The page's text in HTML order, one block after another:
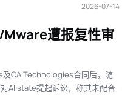
2026-07-14
遭报复性审
CA Technologies合同后，随
Allstate提起诉讼，称其未配合